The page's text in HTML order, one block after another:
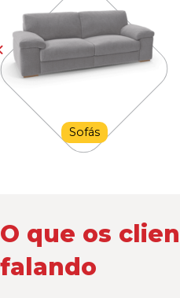
Sofás
O que os
falando